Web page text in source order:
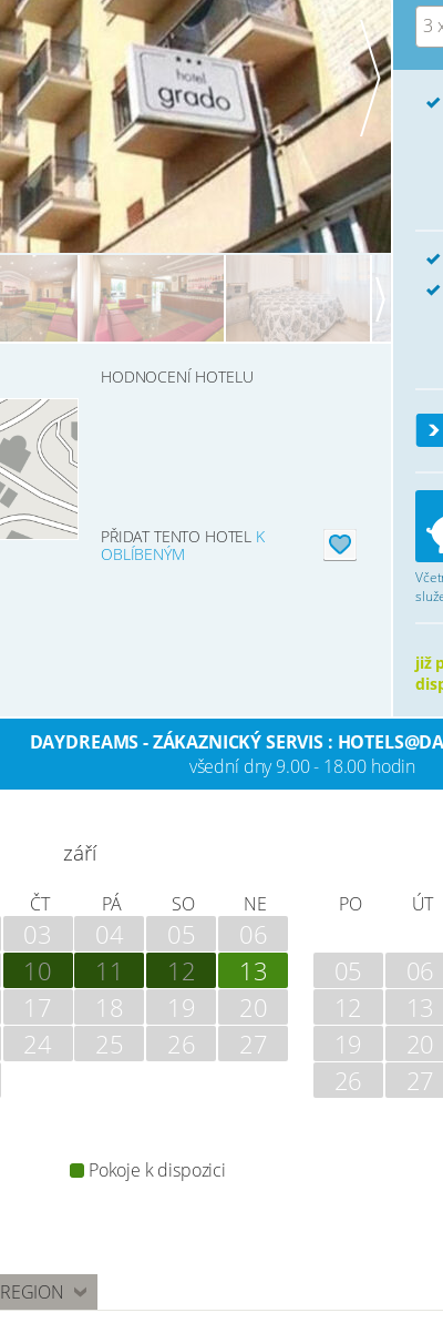
HODNOCENÍ HOTELU
PŘIDAT TENTO HOTEL K
OBLÍBENÝM
3
již
DAYDREAMS - ZÁKAZNICKÝ SERVIS :
všední dny 9.00 - 18.00 hodin
září
ČT PÁ SO NE
03 04 05
06
10 11 12
13
17 18 19
20
24 25 26
27
PO ÚT
05
06
12
13
19
20
26
27
Pokoje k dispozici
REGION